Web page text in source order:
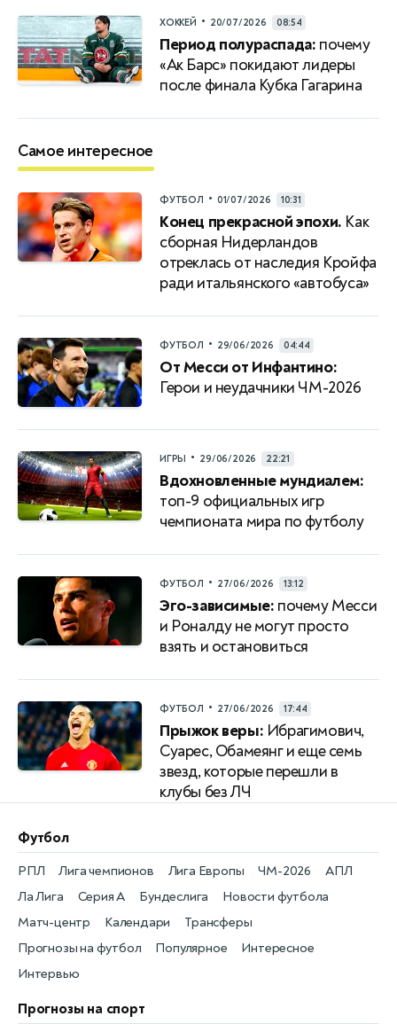
ХОККЕЙ • 20/07/2026 08:54
Период полураспада: почему
«Ак Барс» покидают лидеры
после финала Кубка Гагарина
Самое интересное
ФУТБОЛ • 01/07/2026 10:31
Конец прекрасной эпохи. Как
сборная Нидерландов
отреклась от наследия Кройфа
ради итальянского «автобуса»
ФУТБОЛ • 29/06/2026 04:44
От Месси от Инфантино:
Герои и неудачники ЧМ-2026
ИГРЫ • 29/06/2026 22:21
Вдохновленные мундиалем:
топ-9 официальных игр
чемпионата мира по футболу
ФУТБОЛ • 27/06/2026 13:12
Эго-зависимые: почему Месси
и Роналду не могут просто
взять и остановиться
ФУТБОЛ • 27/06/2026 17:44
Прыжок веры: Ибрагимович,
Суарес, Обамеянг и еще семь
звезд, которые перешли в
клубы без ЛЧ
Футбол
Новости футбола
РПЛ
Матч-центр
Лига чемпионов
Календари
Лига Европы
Трансферы
ЧМ-2026
Прогнозы на футбол
АПЛ
Популярное
Ла Лига
Интересное
Серия А
Интервью
Бундеслига
Прогнозы на спорт